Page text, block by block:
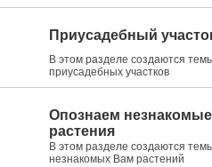
Приусадебный
В этом разделе создаются
приусадебных участков
Опознаем незнакомые
растения
В этом разделе создаются
незнакомых Вам растений